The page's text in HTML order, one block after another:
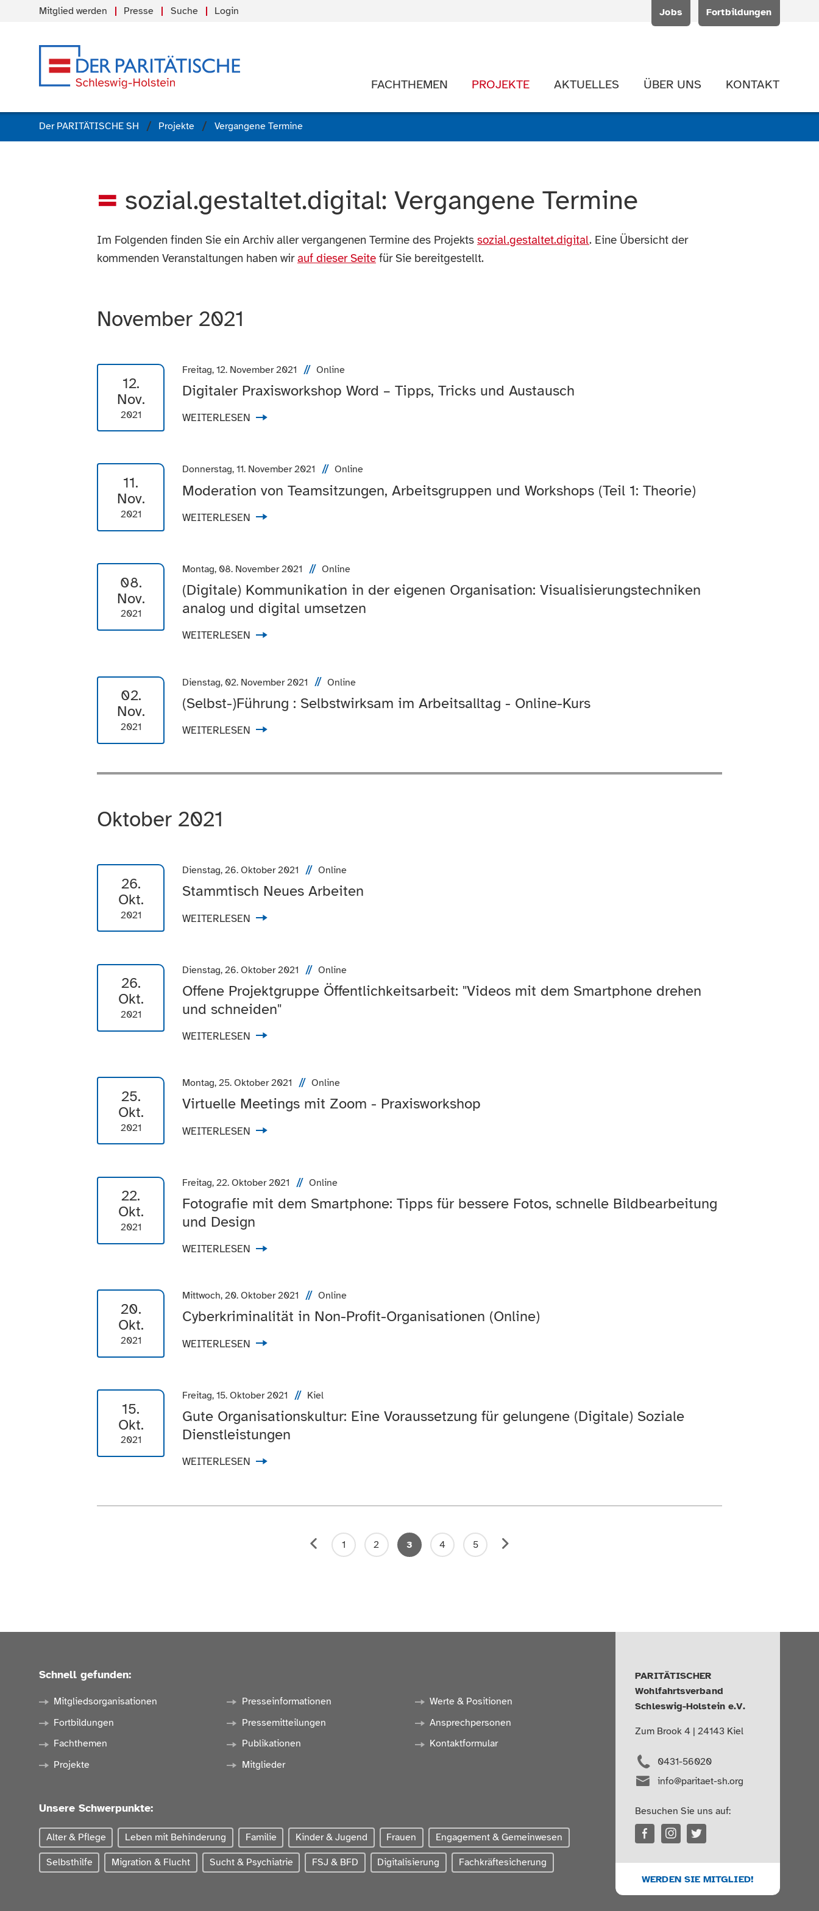
Jobs Fortbildungen
Mitglied werden Presse Suche Login
FACHTHEMEN PROJEKTE AKTUELLES ÜBER UNS KONTAKT
Der PARITÄTISCHE SH Projekte Vergangene Termine
sozial.gestaltet.digital: Vergangene Termine
Im Folgenden finden Sie ein Archiv aller vergangenen Termine des Projekts sozial.gestaltet.digital. Eine Übersicht der
kommenden Veranstaltungen haben wirauf dieser Seite für Sie bereitgestellt.
November 2021
12.
Nov.
2021
Freitag, 12. November 2021 Online
Digitaler Praxisworkshop Word – Tipps, Tricks und Austausch
WEITERLESEN
11.
Nov.
2021
Donnerstag, 11. November 2021 Online
Moderation von Teamsitzungen, Arbeitsgruppen und Workshops (Teil 1: Theorie)
WEITERLESEN
08.
Nov.
2021
Montag, 08. November 2021 Online
(Digitale) Kommunikation in der eigenen Organisation: Visualisierungstechniken
analog und digital umsetzen
WEITERLESEN
02.
Nov.
2021
Dienstag, 02. November 2021 Online
(Selbst-)Führung : Selbstwirksam im Arbeitsalltag - Online-Kurs
WEITERLESEN
Oktober 2021
26.
Okt.
2021
Dienstag, 26. Oktober 2021 Online
Stammtisch Neues Arbeiten
WEITERLESEN
26.
Okt.
2021
Dienstag, 26. Oktober 2021 Online
Offene Projektgruppe Öffentlichkeitsarbeit: "Videos mit dem Smartphone drehen
und schneiden"
WEITERLESEN
25.
Okt.
2021
Montag, 25. Oktober 2021 Online
Virtuelle Meetings mit Zoom - Praxisworkshop
WEITERLESEN
22.
Okt.
2021
Freitag, 22. Oktober 2021 Online
Fotografie mit dem Smartphone: Tipps für bessere Fotos, schnelle Bildbearbeitung
und Design
WEITERLESEN
20.
Okt.
2021
Mittwoch, 20. Oktober 2021 Online
Cyberkriminalität in Non-Profit-Organisationen (Online)
WEITERLESEN
15.
Okt.
2021
Freitag, 15. Oktober 2021 Kiel
Gute Organisationskultur: Eine Voraussetzung für gelungene (Digitale) Soziale
Dienstleistungen
WEITERLESEN
1 2 3 4 5
Schnell gefunden:
Mitgliedsorganisationen
Fortbildungen
Fachthemen
Projekte
Presseinformationen
Pressemitteilungen
Publikationen
Mitglieder
Werte & Positionen
Ansprechpersonen
Kontaktformular
Unsere Schwerpunkte:
Alter & Pflege Leben mit Behinderung Familie Kinder & Jugend Frauen Engagement & Gemeinwesen
Selbsthilfe Migration & Flucht Sucht & Psychiatrie FSJ & BFD Digitalisierung Fachkräftesicherung
PARITÄTISCHER
Wohlfahrtsverband
Schleswig-Holstein e.V.
Zum Brook 4 | 24143 Kiel
0431-56020
info@paritaet-sh.org
Besuchen Sie uns auf:
WERDEN SIE MITGLIED!